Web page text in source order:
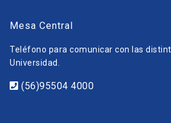
Mesa Central
Teléfono para comunicar con las
Universidad.
(56)95504 4000